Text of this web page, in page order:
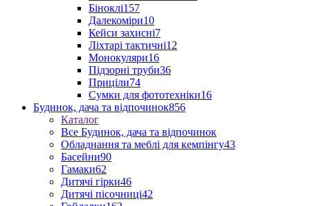
Біноклі157
Далекоміри10
Кейси захисні7
Ліхтарі тактичні12
Монокуляри16
Підзорні труби36
Приціли74
Сумки для фототехніки16
Будинок, дача та відпочинок856
Каталог
Все Будинок, дача та відпочинок
Обладнання та меблі для кемпінгу43
Басейни90
Гамаки62
Дитячі гірки46
Дитячі пісочниці42